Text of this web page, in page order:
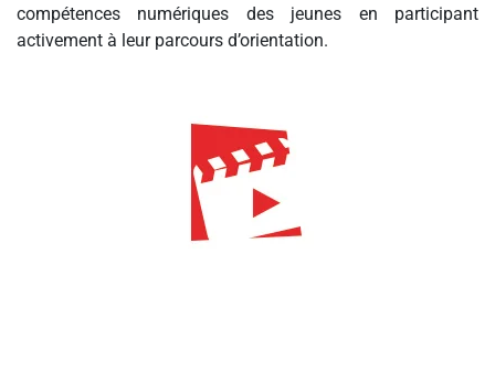
compétences numériques des jeunes en participant
activement à leur parcours d’orientation.